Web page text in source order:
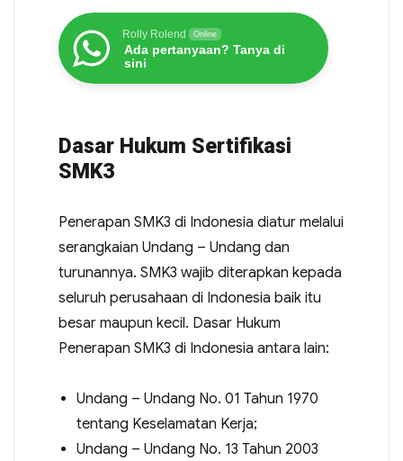
Rolly Rolend Online
Ada pertanyaan? Tanya di
sini
Dasar Hukum Sertifikasi
SMK3
Penerapan SMK3 di Indonesia diatur melalui
serangkaian Undang – Undang dan
turunannya. SMK3 wajib diterapkan kepada
seluruh perusahaan di Indonesia baik itu
besar maupun kecil. Dasar Hukum
Penerapan SMK3 di Indonesia antara lain:
Undang – Undang No. 01 Tahun 1970
tentang Keselamatan Kerja;
Undang – Undang No. 13 Tahun 2003